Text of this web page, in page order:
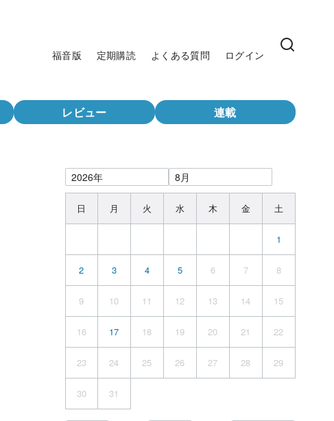
福音版 定期購読 よくある質問 ログイン
レビュー 連載
日 月 火 水 木 金 土
1
2 3 4 5 6 7 8
9 10 11 12 13 14 15
16 17 18 19 20 21 22
23 24 25 26 27 28 29
30 31